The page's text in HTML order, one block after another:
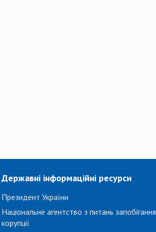
Державні інформаційні ресурси
Президент України
Національне агентство з питань запобігання
корупції